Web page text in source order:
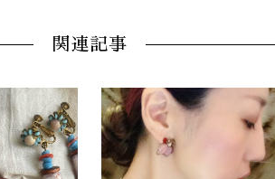
関連記事